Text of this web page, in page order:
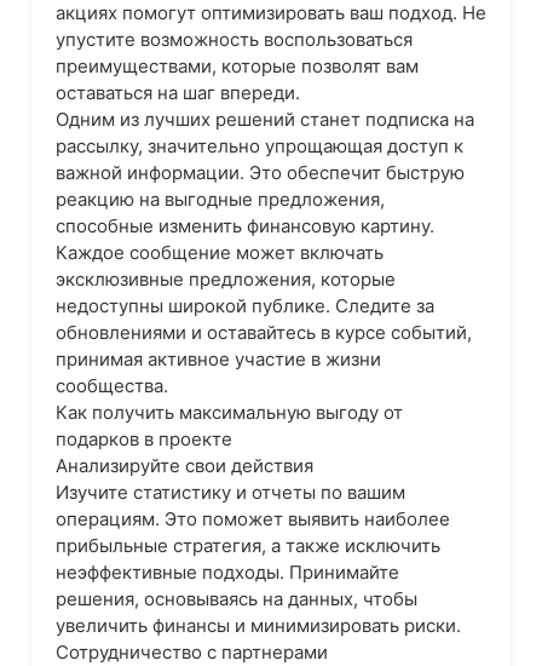
акциях помогут оптимизировать ваш подход. Не
упустите возможность воспользоваться
преимуществами, которые позволят вам
оставаться на шаг впереди.
Одним из лучших решений станет подписка на
рассылку, значительно упрощающая доступ к
важной информации. Это обеспечит быструю
реакцию на выгодные предложения,
способные изменить финансовую картину.
Каждое сообщение может включать
эксклюзивные предложения, которые
недоступны широкой публике. Следите за
обновлениями и оставайтесь в курсе событий,
принимая активное участие в жизни
сообщества.
Как получить максимальную выгоду от
подарков в проекте
Анализируйте свои действия
Изучите статистику и отчеты по вашим
операциям. Это поможет выявить наиболее
прибыльные стратегия, а также исключить
неэффективные подходы. Принимайте
решения, основываясь на данных, чтобы
увеличить финансы и минимизировать риски.
Сотрудничество с партнерами